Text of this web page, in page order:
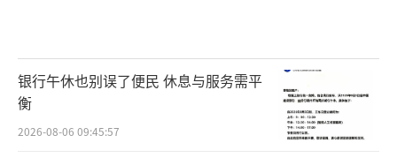
银行午休也别误了便民 休息与服务需平
衡
2026-08-06 09:45:57